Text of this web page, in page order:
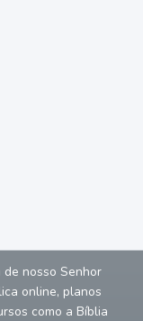
de nosso Senhor
online, planos
como a Bíblia